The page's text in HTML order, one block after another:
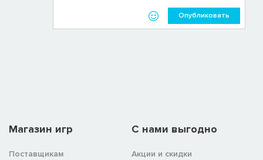
Опубликовать
Магазин игр
Поставщикам
C нами выгодно
Акции и скидки